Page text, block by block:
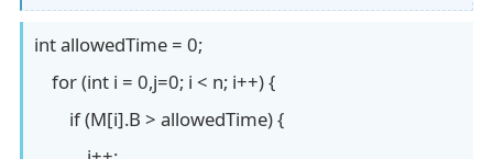
int allowedTime = 0;
for (int i = 0,j=0; i < n; i++) {
if (M[i].B > allowedTime) {